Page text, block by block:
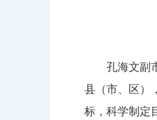
孔海文副市
县（市、区）
标，科学制定